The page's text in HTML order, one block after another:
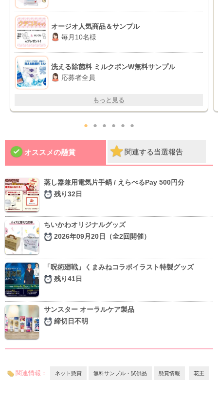
オージオ人気商品＆サンプル
毎月10名様
洗える除菌料 ミルクポンW無料サンプル
応募者全員
もっと見る
● ● ● ● ● ●
オススメの懸賞 関連する当選報告
蒸し器兼用電気片手鍋 / えらべるPay 500円分
残り32日
ちいかわオリジナルグッズ
2026年09月20日（全2回開催）
「呪術廻戦」くまみねコラボイラスト特製グッズ
残り41日
サンスター オーラルケア製品
締切日不明
関連情報： ネット懸賞 無料サンプル・試供品 懸賞情報 花王